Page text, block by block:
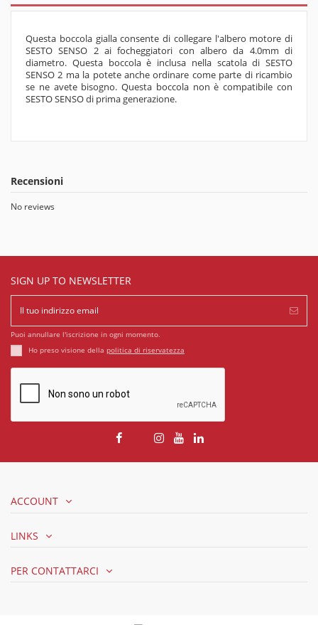
Questa boccola gialla consente di collegare l'albero motore di
SESTO SENSO 2 ai focheggiatori con albero da 4.0mm di
diametro. Questa boccola è inclusa nella scatola di SESTO
SENSO 2 ma la potete anche ordinare come parte di ricambio
se ne avete bisogno. Questa boccola non è compatibile con
SESTO SENSO di prima generazione.
Recensioni
No reviews
SIGN UP TO NEWSLETTER
Puoi annullare l'iscrizione in ogni momento.
Ho preso visione della politica di riservatezza
ACCOUNT
LINKS
PER CONTATTARCI